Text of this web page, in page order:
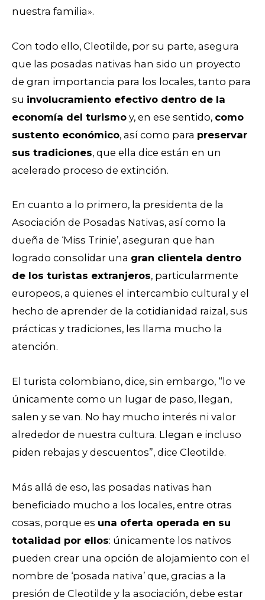
nuestra familia».
Con todo ello, Cleotilde, por su parte, asegura
que las posadas nativas han sido un proyecto
de gran importancia para los locales, tanto para
su involucramiento efectivo dentro de la
economía del turismo y, en ese sentido, como
sustento económico, así como para preservar
sus tradiciones, que ella dice están en un
acelerado proceso de extinción.
En cuanto a lo primero, la presidenta de la
Asociación de Posadas Nativas, así como la
dueña de ‘Miss Trinie’, aseguran que han
logrado consolidar una gran clientela dentro
de los turistas extranjeros, particularmente
europeos, a quienes el intercambio cultural y el
hecho de aprender de la cotidianidad raizal, sus
prácticas y tradiciones, les llama mucho la
atención.
El turista colombiano, dice, sin embargo, “lo ve
únicamente como un lugar de paso, llegan,
salen y se van. No hay mucho interés ni valor
alrededor de nuestra cultura. Llegan e incluso
piden rebajas y descuentos”, dice Cleotilde.
Más allá de eso, las posadas nativas han
beneficiado mucho a los locales, entre otras
cosas, porque es una oferta operada en su
totalidad por ellos: únicamente los nativos
pueden crear una opción de alojamiento con el
nombre de ‘posada nativa’ que, gracias a la
presión de Cleotilde y la asociación, debe estar